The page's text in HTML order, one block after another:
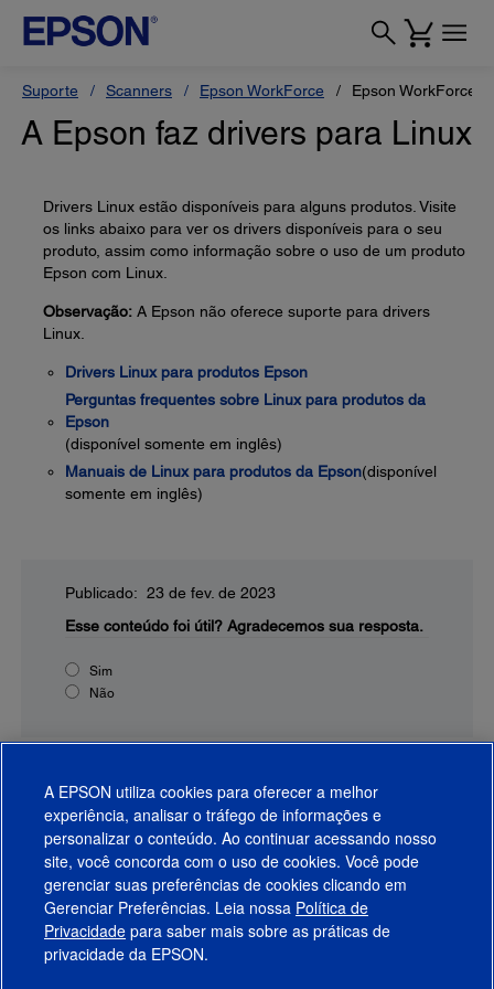
Suporte Scanners Epson WorkForce Epson WorkForce
A Epson faz drivers para Linux
Drivers Linux estão disponíveis para alguns produtos. Visite
os links abaixo para ver os drivers disponíveis para o seu
produto, assim como informação sobre o uso de um produto
Epson com Linux.
Observação: A Epson não oferece suporte para drivers
Linux.
Drivers Linux para produtos Epson
Perguntas frequentes sobre Linux para produtos da
Epson
(disponível somente em inglês)
Manuais de Linux para produtos da Epson(disponível
somente em inglês)
Publicado: 23 de fev. de 2023
Esse conteúdo foi útil? Agradecemos sua resposta.
Sim
Não
Produtos
Suporte
A EPSON utiliza cookies para oferecer a melhor
experiência, analisar o tráfego de informações e
personalizar o conteúdo. Ao continuar acessando nosso
site, você concorda com o uso de cookies. Você pode
gerenciar suas preferências de cookies clicando em
Gerenciar Preferências. Leia nossa Política de
Privacidade para saber mais sobre as práticas de
privacidade da EPSON.